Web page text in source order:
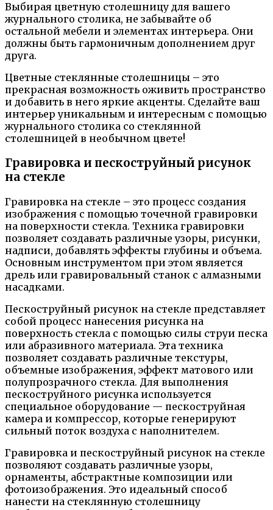
Выбирая цветную столешницу для вашего
журнального столика, не забывайте об
остальной мебели и элементах интерьера. Они
должны быть гармоничным дополнением друг
друга.
Цветные стеклянные столешницы – это
прекрасная возможность оживить пространство
и добавить в него яркие акценты. Сделайте ваш
интерьер уникальным и интересным с помощью
журнального столика со стеклянной
столешницей в необычном цвете!
Гравировка и пескоструйный рисунок
на стекле
Гравировка на стекле – это процесс создания
изображения с помощью точечной гравировки
на поверхности стекла. Техника гравировки
позволяет создавать различные узоры, рисунки,
надписи, добавлять эффекты глубины и объема.
Основным инструментом при этом является
дрель или гравировальный станок с алмазными
насадками.
Пескоструйный рисунок на стекле представляет
собой процесс нанесения рисунка на
поверхность стекла с помощью силы струи песка
или абразивного материала. Эта техника
позволяет создавать различные текстуры,
объемные изображения, эффект матового или
полупрозрачного стекла. Для выполнения
пескоструйного рисунка используется
специальное оборудование — пескоструйная
камера и компрессор, которые генерируют
сильный поток воздуха с наполнителем.
Гравировка и пескоструйный рисунок на стекле
позволяют создавать различные узоры,
орнаменты, абстрактные композиции или
фотоизображения. Это идеальный способ
нанести на стеклянную столешницу